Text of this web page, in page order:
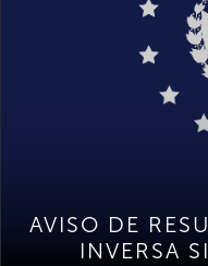
AVISO DE
INVERSA